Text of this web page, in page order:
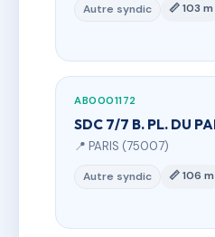
Autre syndic 📏 103 m
AB0001172
SDC 7/7 B. PL. DU
📍 PARIS (75007)
Autre syndic 📏 106 m